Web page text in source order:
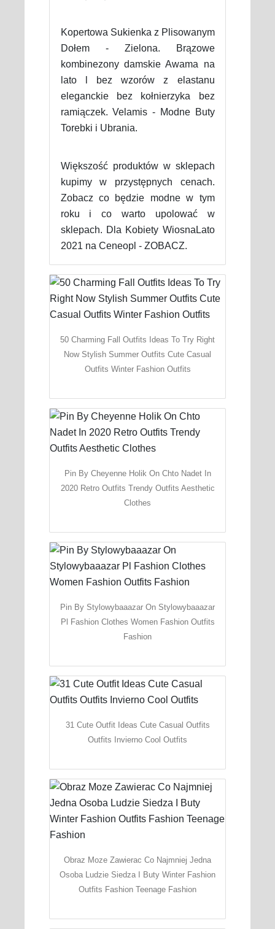
Kopertowa Sukienka z Plisowanym
Dołem - Zielona. Brązowe
kombinezony damskie Awama na
lato l bez wzorów z elastanu
eleganckie bez kołnierzyka bez
ramiączek. Velamis - Modne Buty
Torebki i Ubrania.
Większość produktów w sklepach
kupimy w przystępnych cenach.
Zobacz co będzie modne w tym
roku i co warto upolować w
sklepach. Dla Kobiety WiosnaLato
2021 na Ceneopl - ZOBACZ.
50 Charming Fall Outfits Ideas To Try Right
Now Stylish Summer Outfits Cute Casual
Outfits Winter Fashion Outfits
Pin By Cheyenne Holik On Chto Nadet In
2020 Retro Outfits Trendy Outfits Aesthetic
Clothes
Pin By Stylowybaaazar On Stylowybaaazar
Pl Fashion Clothes Women Fashion Outfits
Fashion
31 Cute Outfit Ideas Cute Casual Outfits
Outfits Invierno Cool Outfits
Obraz Moze Zawierac Co Najmniej Jedna
Osoba Ludzie Siedza I Buty Winter Fashion
Outfits Fashion Teenage Fashion